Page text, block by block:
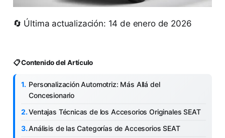
🔄 Última actualización: 14 de enero de 2026
📋 Contenido del Artículo
Personalización Automotriz: Más Allá del
Concesionario
Ventajas Técnicas de los Accesorios Originales SEAT
Análisis de las Categorías de Accesorios SEAT